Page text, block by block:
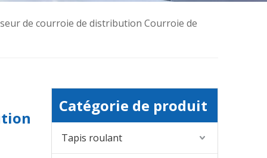
de courroie de distribution Courroie de
Catégorie de produit
Tapis roulant